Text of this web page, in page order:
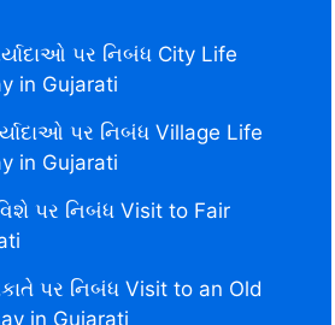
પર નિબંધ City Life
in Gujarati
પર નિબંધ Village Life
in Gujarati
પર નિબંધ Visit to Fair
પર નિબંધ Visit to an Old
in Gujarati